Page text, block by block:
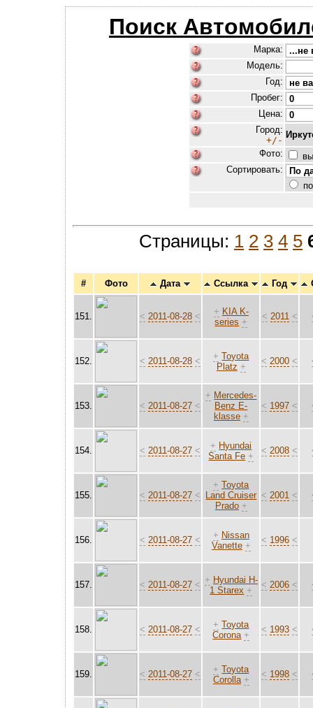
Поиск
Марка:
Модель:
Год:
Пробег:
Цена:
Город:
+/-
Фото:
Сортировать:
Страницы: 1 2 3 4 5
# Фото Дата Ссылка Год
151. < 2011-08-28 < + KIA K-
series +
< 2011 <
152. < 2011-08-28 < + Toyota
Platz +
< 2000 <
153. < 2011-08-27 <
+ Mercedes-
Benz E-
klasse +
< 1997 <
154. < 2011-08-27 < + Hyundai
Santa Fe +
< 2008 <
155. < 2011-08-27 <
+ Toyota
Land Cruiser
Prado +
< 2001 <
156. < 2011-08-27 < + Nissan
Vanette +
< 1996 <
157. < 2011-08-27 < + Hyundai H-
1 Starex +
< 2006 <
158. < 2011-08-27 < + Toyota
Corona +
< 1993 <
159. < 2011-08-27 < + Toyota
Corolla +
< 1998 <